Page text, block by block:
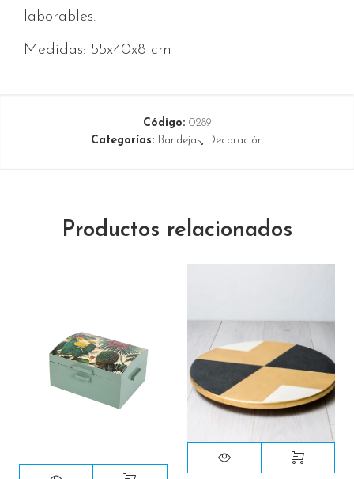
laborables.
Medidas: 55x40x8 cm
Código: 0289
Categorías: Bandejas, Decoración
Productos relacionados